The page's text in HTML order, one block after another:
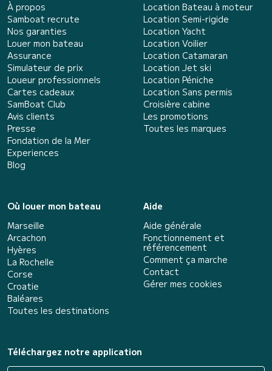
À propos
Samboat recrute
Nos garanties
Louer mon bateau
Assurance
Simulateur de prix
Loueur professionnels
Cartes cadeaux
SamBoat Club
Avis clients
Presse
Fondation de la Mer
Experiences
Blog
Location Bateau à moteur
Location Semi-rigide
Location Yacht
Location Voilier
Location Catamaran
Location Jet ski
Location Péniche
Location Sans permis
Croisière cabine
Les promotions
Toutes les marques
Où louer mon bateau
Marseille
Arcachon
Hyères
La Rochelle
Corse
Croatie
Baléares
Toutes les destinations
Aide
Aide générale
Fonctionnement et
référencement
Comment ça marche
Contact
Gérer mes cookies
Téléchargez notre application